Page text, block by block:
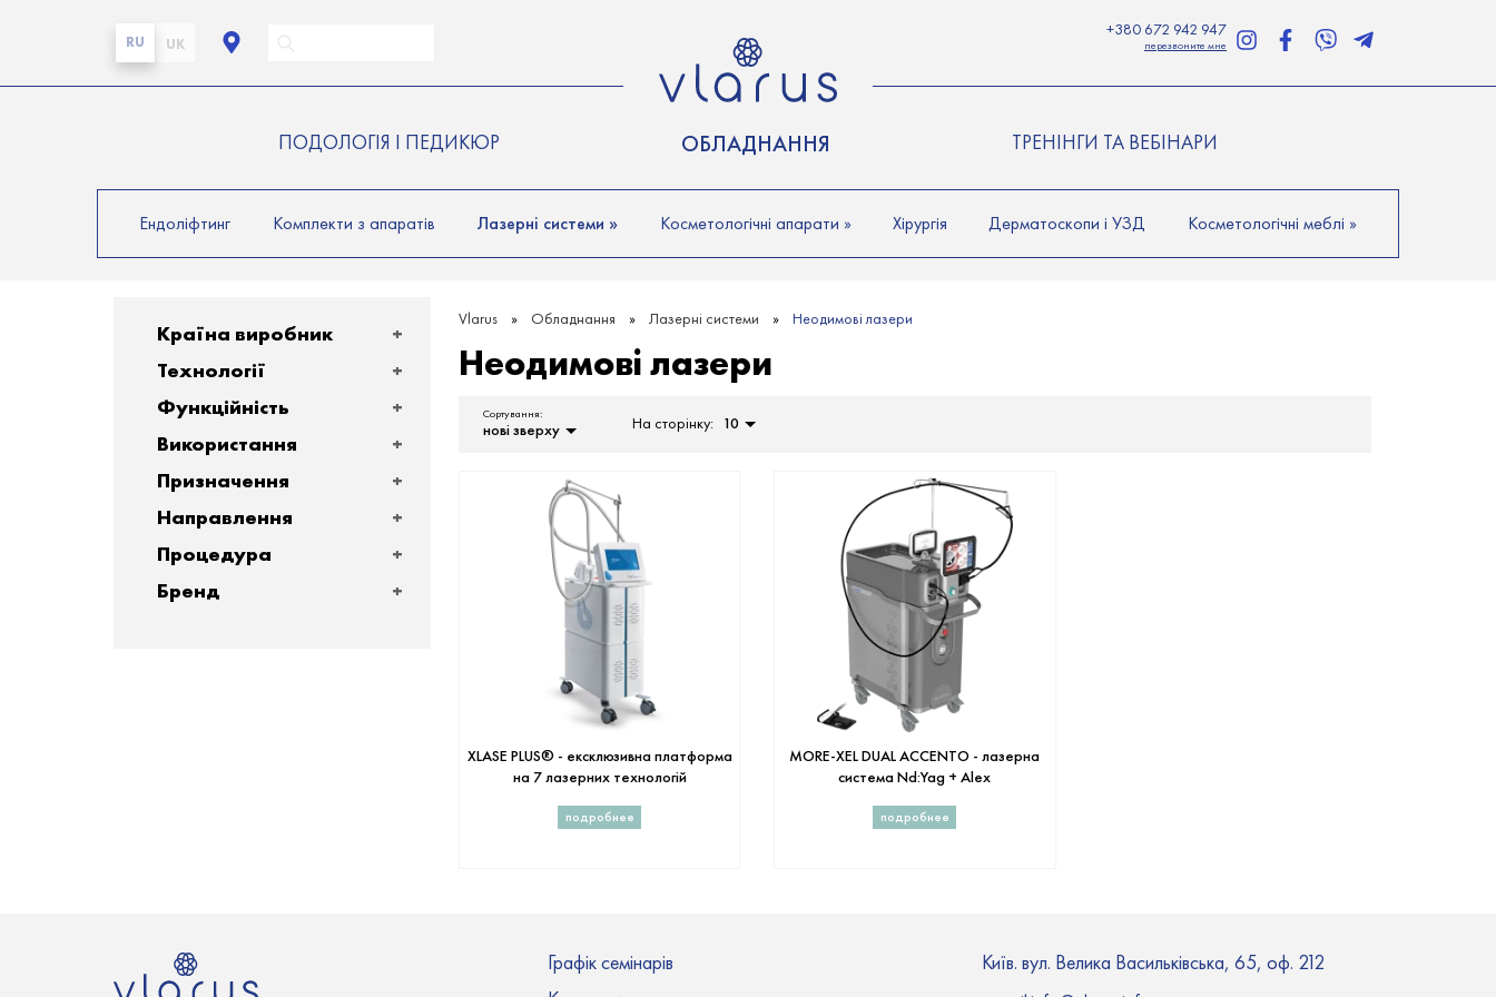
UK
RU
+380 672 942 947
перезвоните мне
ПОДОЛОГІЯ І ПЕДИКЮР ОБЛАДНАННЯ ТРЕНІНГИ ТА ВЕБІНАРИ
Ендоліфтинг Комплекти з апаратів Лазерні системи » Косметологічні апарати » Хірургія Дерматоскопи і УЗД Косметологічні меблі »
Vlarus Обладнання Лазерні системи Неодимові лазери
Неодимові лазери
Сортування:
нові зверху На сторінку: 10
XLASE PLUS® - ексклюзивна платформа
на 7 лазерних технологій
подробнее
MORE-XEL DUAL ACCENTO - лазерна
система Nd:Yag + Alex
подробнее
Країна виробник
Технології
Функційність
Використання
Призначення
Направлення
Процедура
Бренд
Графік семінарів
Київ. вул. Велика Васильківська, 65, оф. 212